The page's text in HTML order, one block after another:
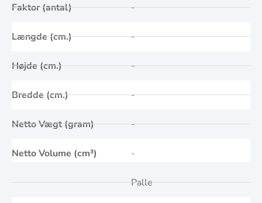
Faktor (antal)
Længde (cm.)
Højde (cm.)
Bredde (cm.)
Netto Vægt (gram)
Netto Volume (cm³)
-
-
-
-
-
-
Palle